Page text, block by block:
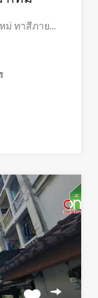
ม่ ทาสีภาย...